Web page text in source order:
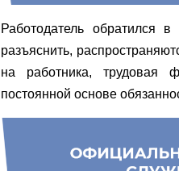
Работодатель обратился
разъяснить,
на работника, трудовая
постоянной основе